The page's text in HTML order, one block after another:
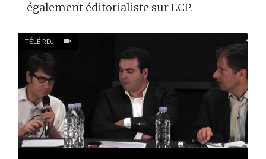
également éditorialiste sur LCP.
TÉLÉ RDJ